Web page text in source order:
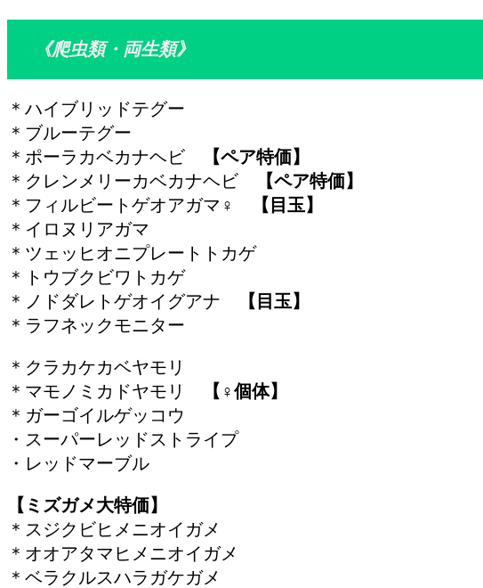
《爬虫類・両生類》
＊ハイブリッドテグー
＊ブルーテグー
＊ポーラカベカナヘビ
【ペア特価】
＊クレンメリーカベカナヘビ 【ペア特価】
＊フィルビートゲオアガマ♀
【目玉】
＊イロヌリアガマ
＊ツェッヒオニプレートトカゲ
＊トウブクビワトカゲ
＊ノドダレトゲオイグアナ
【目玉】
＊ラフネックモニター
＊クラカケカベヤモリ
＊マモノミカドヤモリ
【♀個体】
＊ガーゴイルゲッコウ
・スーパーレッドストライプ
・レッドマーブル
【ミズガメ大特価】
＊スジクビヒメニオイガメ
＊オオアタマヒメニオイガメ
＊ベラクルスハラガケガメ